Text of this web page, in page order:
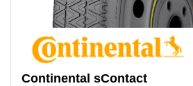
Continental sContact